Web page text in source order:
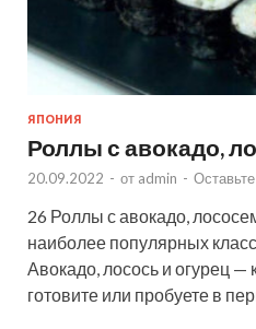
ЯПОНИЯ
Роллы с авокадо,
20.09.2022 - от admin -
26 Роллы с авокадо,
наиболее популярных
Авокадо, лосось и огурец —
готовите или пробуете в